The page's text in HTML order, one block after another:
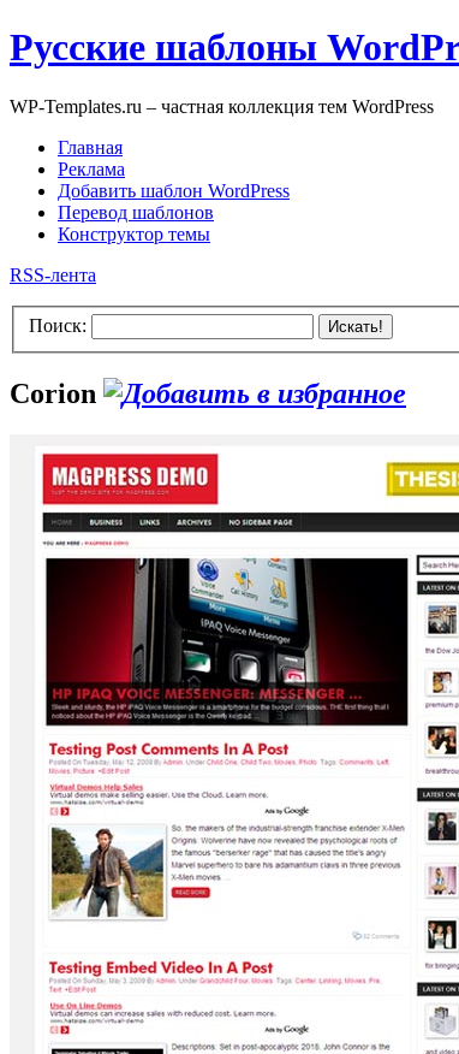
Русские шаблоны
WP-Templates.ru – частная коллекция тем WordPress
Главная
Реклама
Добавить шаблон WordPress
Перевод шаблонов
Конструктор темы
RSS-лента
Поиск: Искать!
Corion